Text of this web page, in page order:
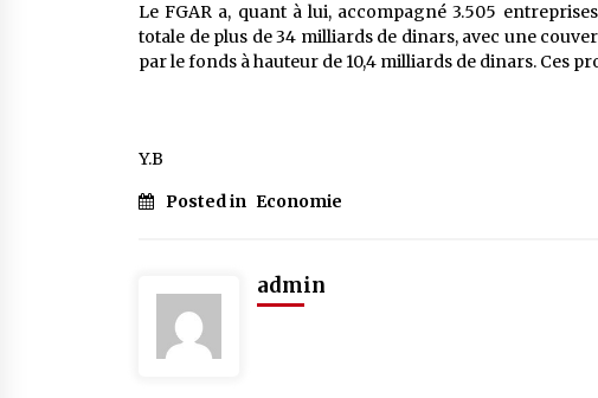
Le FGAR a, quant à lui, accompagné 3.505
totale de plus de 34 milliards de dinars, avec une
par le fonds à hauteur de 10,4 milliards de dinars. Ces
Y.B
Posted in Economie
admin